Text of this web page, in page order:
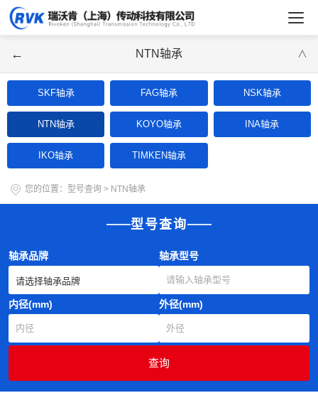
← NTN轴承 ∨
SKF轴承 FAG轴承 NSK轴承
NTN轴承 KOYO轴承 INA轴承
IKO轴承 TIMKEN轴承
您的位置： 型号查询 > NTN轴承
型号查询
轴承品牌 轴承型号
内径(mm) 外径(mm)